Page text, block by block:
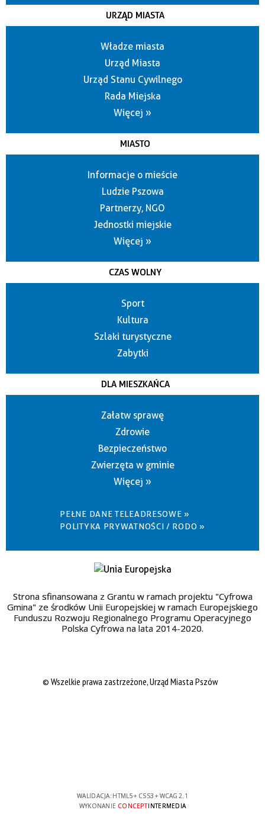
URZĄD MIASTA
Władze miasta
Urząd Miasta
Urząd Stanu Cywilnego
Rada Miejska
Więcej »
MIASTO
Informacje o mieście
Ludzie Pszowa
Partnerzy, NGO
Jednostki miejskie
Więcej »
CZAS WOLNY
Sport
Kultura
Szlaki turystyczne
Zabytki
DLA MIESZKAŃCA
Załatw sprawę
Zdrowie
Bezpieczeństwo
Zwierzęta w gminie
Więcej »
PEŁNE DANE TELEADRESOWE »
POLITYKA PRYWATNOŚCI / RODO »
Strona sfinansowana z Grantu w ramach projektu "Cyfrowa
Gmina" ze środków Unii Europejskiej w ramach Europejskiego
Funduszu Rozwoju Regionalnego Programu Operacyjnego
Polska Cyfrowa na lata 2014-2020.
© Wszelkie prawa zastrzeżone, Urząd Miasta Pszów
WALIDACJA: HTML5+ CSS3 + WCAG 2.1
WYKONANIE CONCEPTINTERMEDIA